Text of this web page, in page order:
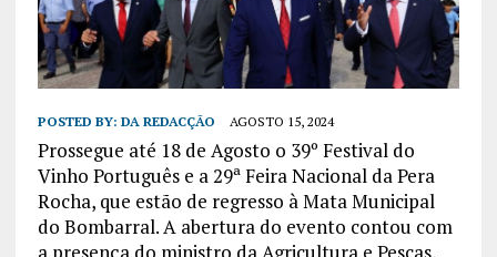
POSTED BY: DA REDACÇÃO AGOSTO 15, 2024
Prossegue até 18 de Agosto o 39º Festival do
Vinho Português e a 29ª Feira Nacional da Pera
Rocha, que estão de regresso à Mata Municipal
do Bombarral. A abertura do evento contou com
a presença do ministro da Agricultura e Pescas,